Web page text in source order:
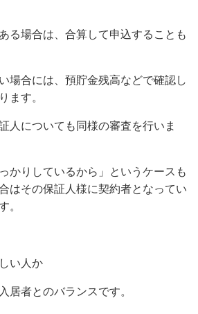
る場合は、合算して申込することも
場合には、預貯金残高などで確認し
ます。
人についても同様の審査を行いま
かりしているから」というケースも
はその保証人様に契約者となってい
。
い人か
居者とのバランスです。